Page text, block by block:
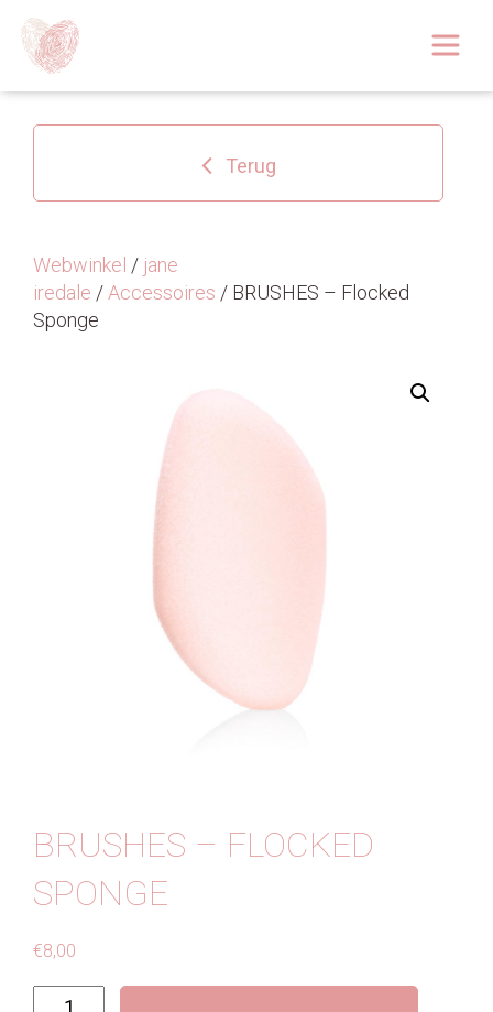
Over
Huidoplossingen
Tarieven 2026
Terug
Webwinkel / jane
iredale / Accessoires / BRUSHES – Flocked
Sponge
BRUSHES – FLOCKED
SPONGE
€8,00
BRUSHES